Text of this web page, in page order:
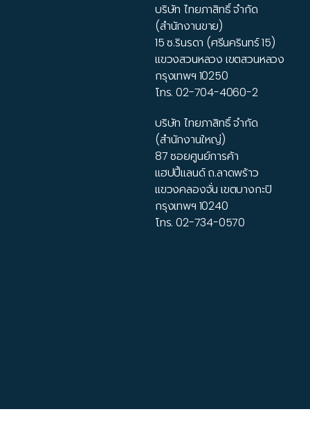
บริษัท ไทยภาสิทธิ์ จำกัด
(สำนักงานขาย)
15 ซ.รินรดา (ศรีนครินทร์ 15)
แขวงสวนหลวง เขตสวนหลวง
กรุงเทพฯ 10250
โทร.02-704-4060-2
บริษัท ไทยภาสิทธิ์ จำกัด
(สำนักงานใหญ่)
87 ซอยศูนย์การค้า
แฮปปี้แลนด์ ถ.ลาดพร้าว
แขวงคลองจั่น เขตบางกะปิ
กรุงเทพฯ 10240
โทร.02-734-0570